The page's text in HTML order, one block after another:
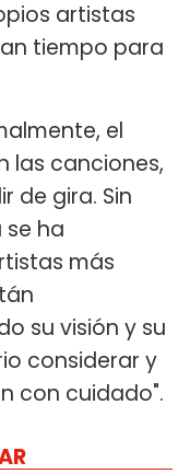
artistas
tiempo para
el
las canciones,
de gira. Sin
se ha
más
su visión y su
considerar y
con cuidado".